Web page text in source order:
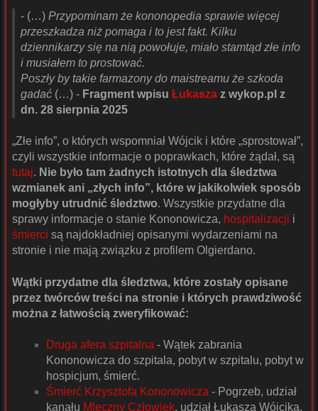
- (…) Przypominam że kononopedia sprawie więcej
przeszkadza niż pomaga i to jest fakt. Kilku
dziennikarzy się na nią powołuje, miało stamtąd złe info
i musiałem to prostować.
Poszły by takie farmazony do maistreamu że szkoda
gadać (…) - Fragment wpisu Łukasza z wykop.pl z
dn. 28 sierpnia 2025
„Złe info”, o których wspomniał Wójcik i które „sprostował”,
czyli wszystkie informacje o poprawkach, które żądał, są
tutaj. Nie było tam żadnych istotnych dla śledztwa
wzmianek ani „złych info”, które w jakikolwiek sposób
mogłyby utrudnić śledztwo. Wszystkie przydatne dla
sprawy informacje o stanie Kononowicza, hospitalizacji i
śmierci są najdokładniej opisanymi wydarzeniami na
stronie i nie mają związku z profilem Olgierdano.
Wątki przydatne dla śledztwa, które zostały opisane
przez twórców treści na stronie i których prawdziwość
można z łatwością zweryfikować:
Druga afera szpitalna - Wątek zabrania
Kononowicza do szpitala, pobyt w szpitalu, pobyt w
hospicjum, śmierć.
Śmierć Krzysztofa Kononowicza - Pogrzeb, udział
kanału Mleczny Człowiek, udział Łukasza Wójcika,